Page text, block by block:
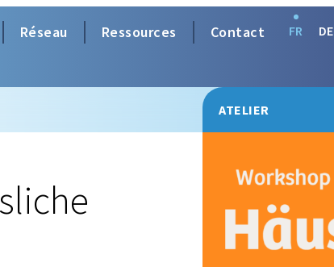
Réseau Ressources Contact FR DE
ATELIER